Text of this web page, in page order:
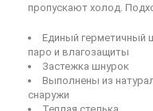
пропускают холод.
Единый герметичный
паро и влагозащиты
Застежка шнурок
Выполнены из
снаружи